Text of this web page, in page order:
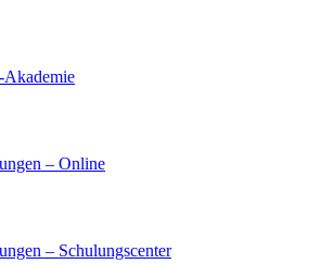
– Online
– Schulungscenter